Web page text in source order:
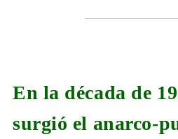
En la década de
surgió el anarco-